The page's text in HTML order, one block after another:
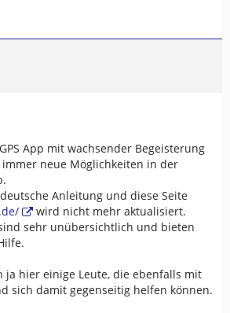
App mit wachsender Begeisterung
neue Möglichkeiten in der
Anleitung und diese Seite
wird nicht mehr aktualisiert.
sehr unübersichtlich und bieten
ja hier einige Leute, die ebenfalls mit
sich damit gegenseitig helfen können.